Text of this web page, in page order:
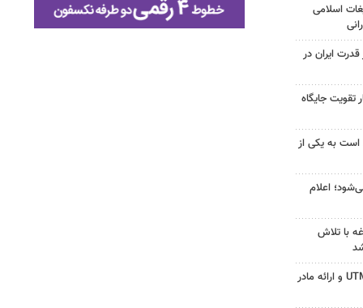
اسلامی
ایران در
تقویت جایگاه
است به یکی از
اعلام
با تلاش
جزئیات ثبت ادعا، تهیه نقشه UTM و ارائه مادر